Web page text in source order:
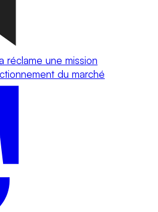
réclame une mission
du marché